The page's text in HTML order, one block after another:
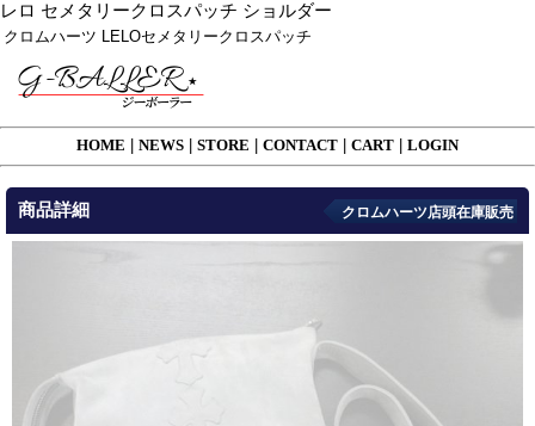
レロ セメタリークロスパッチ ショルダー
クロムハーツ LELOセメタリークロスパッチ
HOME NEWS STORE CONTACT CART LOGIN
商品詳細 クロムハーツ店頭在庫販売